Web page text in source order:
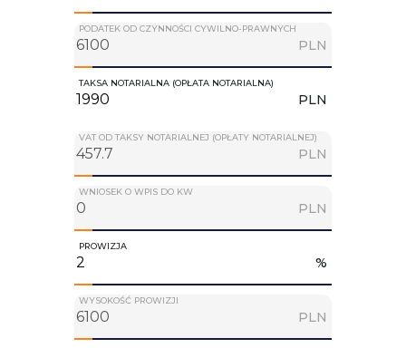
PODATEK OD CZYNNOŚCI CYWILNO-PRAWNYCH
PLN
TAKSA NOTARIALNA (OPŁATA NOTARIALNA)
PLN
VAT OD TAKSY NOTARIALNEJ (OPŁATY NOTARIALNEJ)
PLN
WNIOSEK O WPIS DO KW
PLN
PROWIZJA
%
WYSOKOŚĆ PROWIZJI
PLN